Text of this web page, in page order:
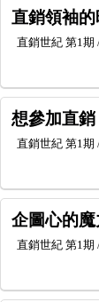
直銷領袖
直銷世紀 第1期
想參加直
直銷世紀 第1期
企圖心的魔
直銷世紀 第1期